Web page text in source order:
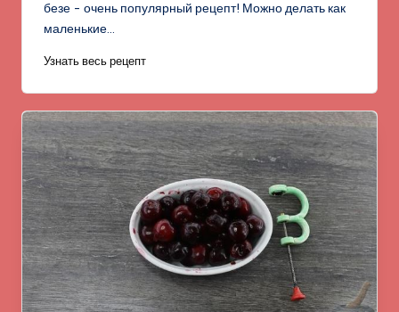
безе - очень популярный рецепт! Можно делать как
маленькие…
Узнать весь рецепт